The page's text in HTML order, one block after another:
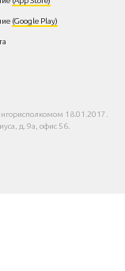
(Google Play)
18.01.2017.
д. 9а, офис 56.